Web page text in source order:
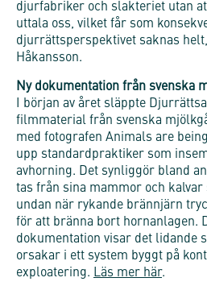
djurfabriker och slakteriet utan
uttala oss, vilket får som
djurrättsperspektivet saknas
Håkansson.
Ny dokumentation från svenska
I början av året släppte
filmmaterial från svenska
med fotografen Animals are
upp standardpraktiker som
avhorning. Det synliggör bland
tas från sina mammor och kalvar
undan när rykande brännjärn
för att bränna bort hornanlagen.
dokumentation visar det lidande
orsakar i ett system byggt på
exploatering. Läs mer här.